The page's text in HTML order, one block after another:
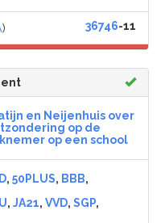
) 36746-11
en Neijenhuis over
op de
op een school
, 50PLUS, BBB,
, JA21, VVD, SGP,